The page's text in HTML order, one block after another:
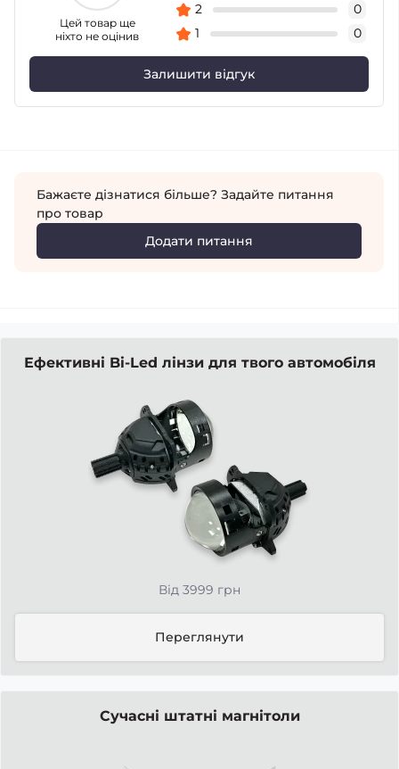
Цей товар ще
ніхто не оцінив
2
0
1
0
Залишити відгук
Бажаєте дізнатися більше? Задайте питання
про товар
Додати питання
Ефективні Bi-Led лінзи для твого автомобіля
Від 3999 грн
Переглянути
Сучасні штатні магнітоли